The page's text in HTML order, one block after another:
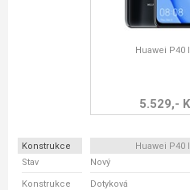
Huawei P40
5.529,-
Konstrukce Huawei P40
Stav
Nový
Konstrukce Dotyková